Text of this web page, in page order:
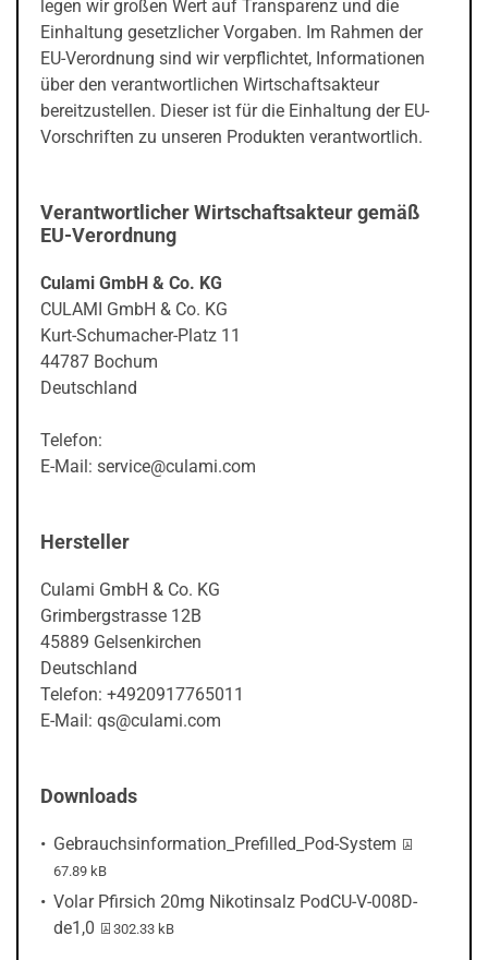
legen wir großen Wert auf Transparenz und die
Einhaltung gesetzlicher Vorgaben. Im Rahmen der
EU-Verordnung sind wir verpflichtet, Informationen
über den verantwortlichen Wirtschaftsakteur
bereitzustellen. Dieser ist für die Einhaltung der EU-
Vorschriften zu unseren Produkten verantwortlich.
Verantwortlicher Wirtschaftsakteur gemäß
EU-Verordnung
Culami GmbH & Co. KG
CULAMI GmbH & Co. KG
Kurt-Schumacher-Platz 11
44787 Bochum
Deutschland
Telefon:
E-Mail: service@culami.com
Hersteller
Culami GmbH & Co. KG
Grimbergstrasse 12B
45889 Gelsenkirchen
Deutschland
Telefon: +4920917765011
E-Mail: qs@culami.com
Downloads
Gebrauchsinformation_Prefilled_Pod-System
67.89 kB
Volar Pfirsich 20mg Nikotinsalz PodCU-V-008D-
de1,0
PDF-Datei:
302.33 kB